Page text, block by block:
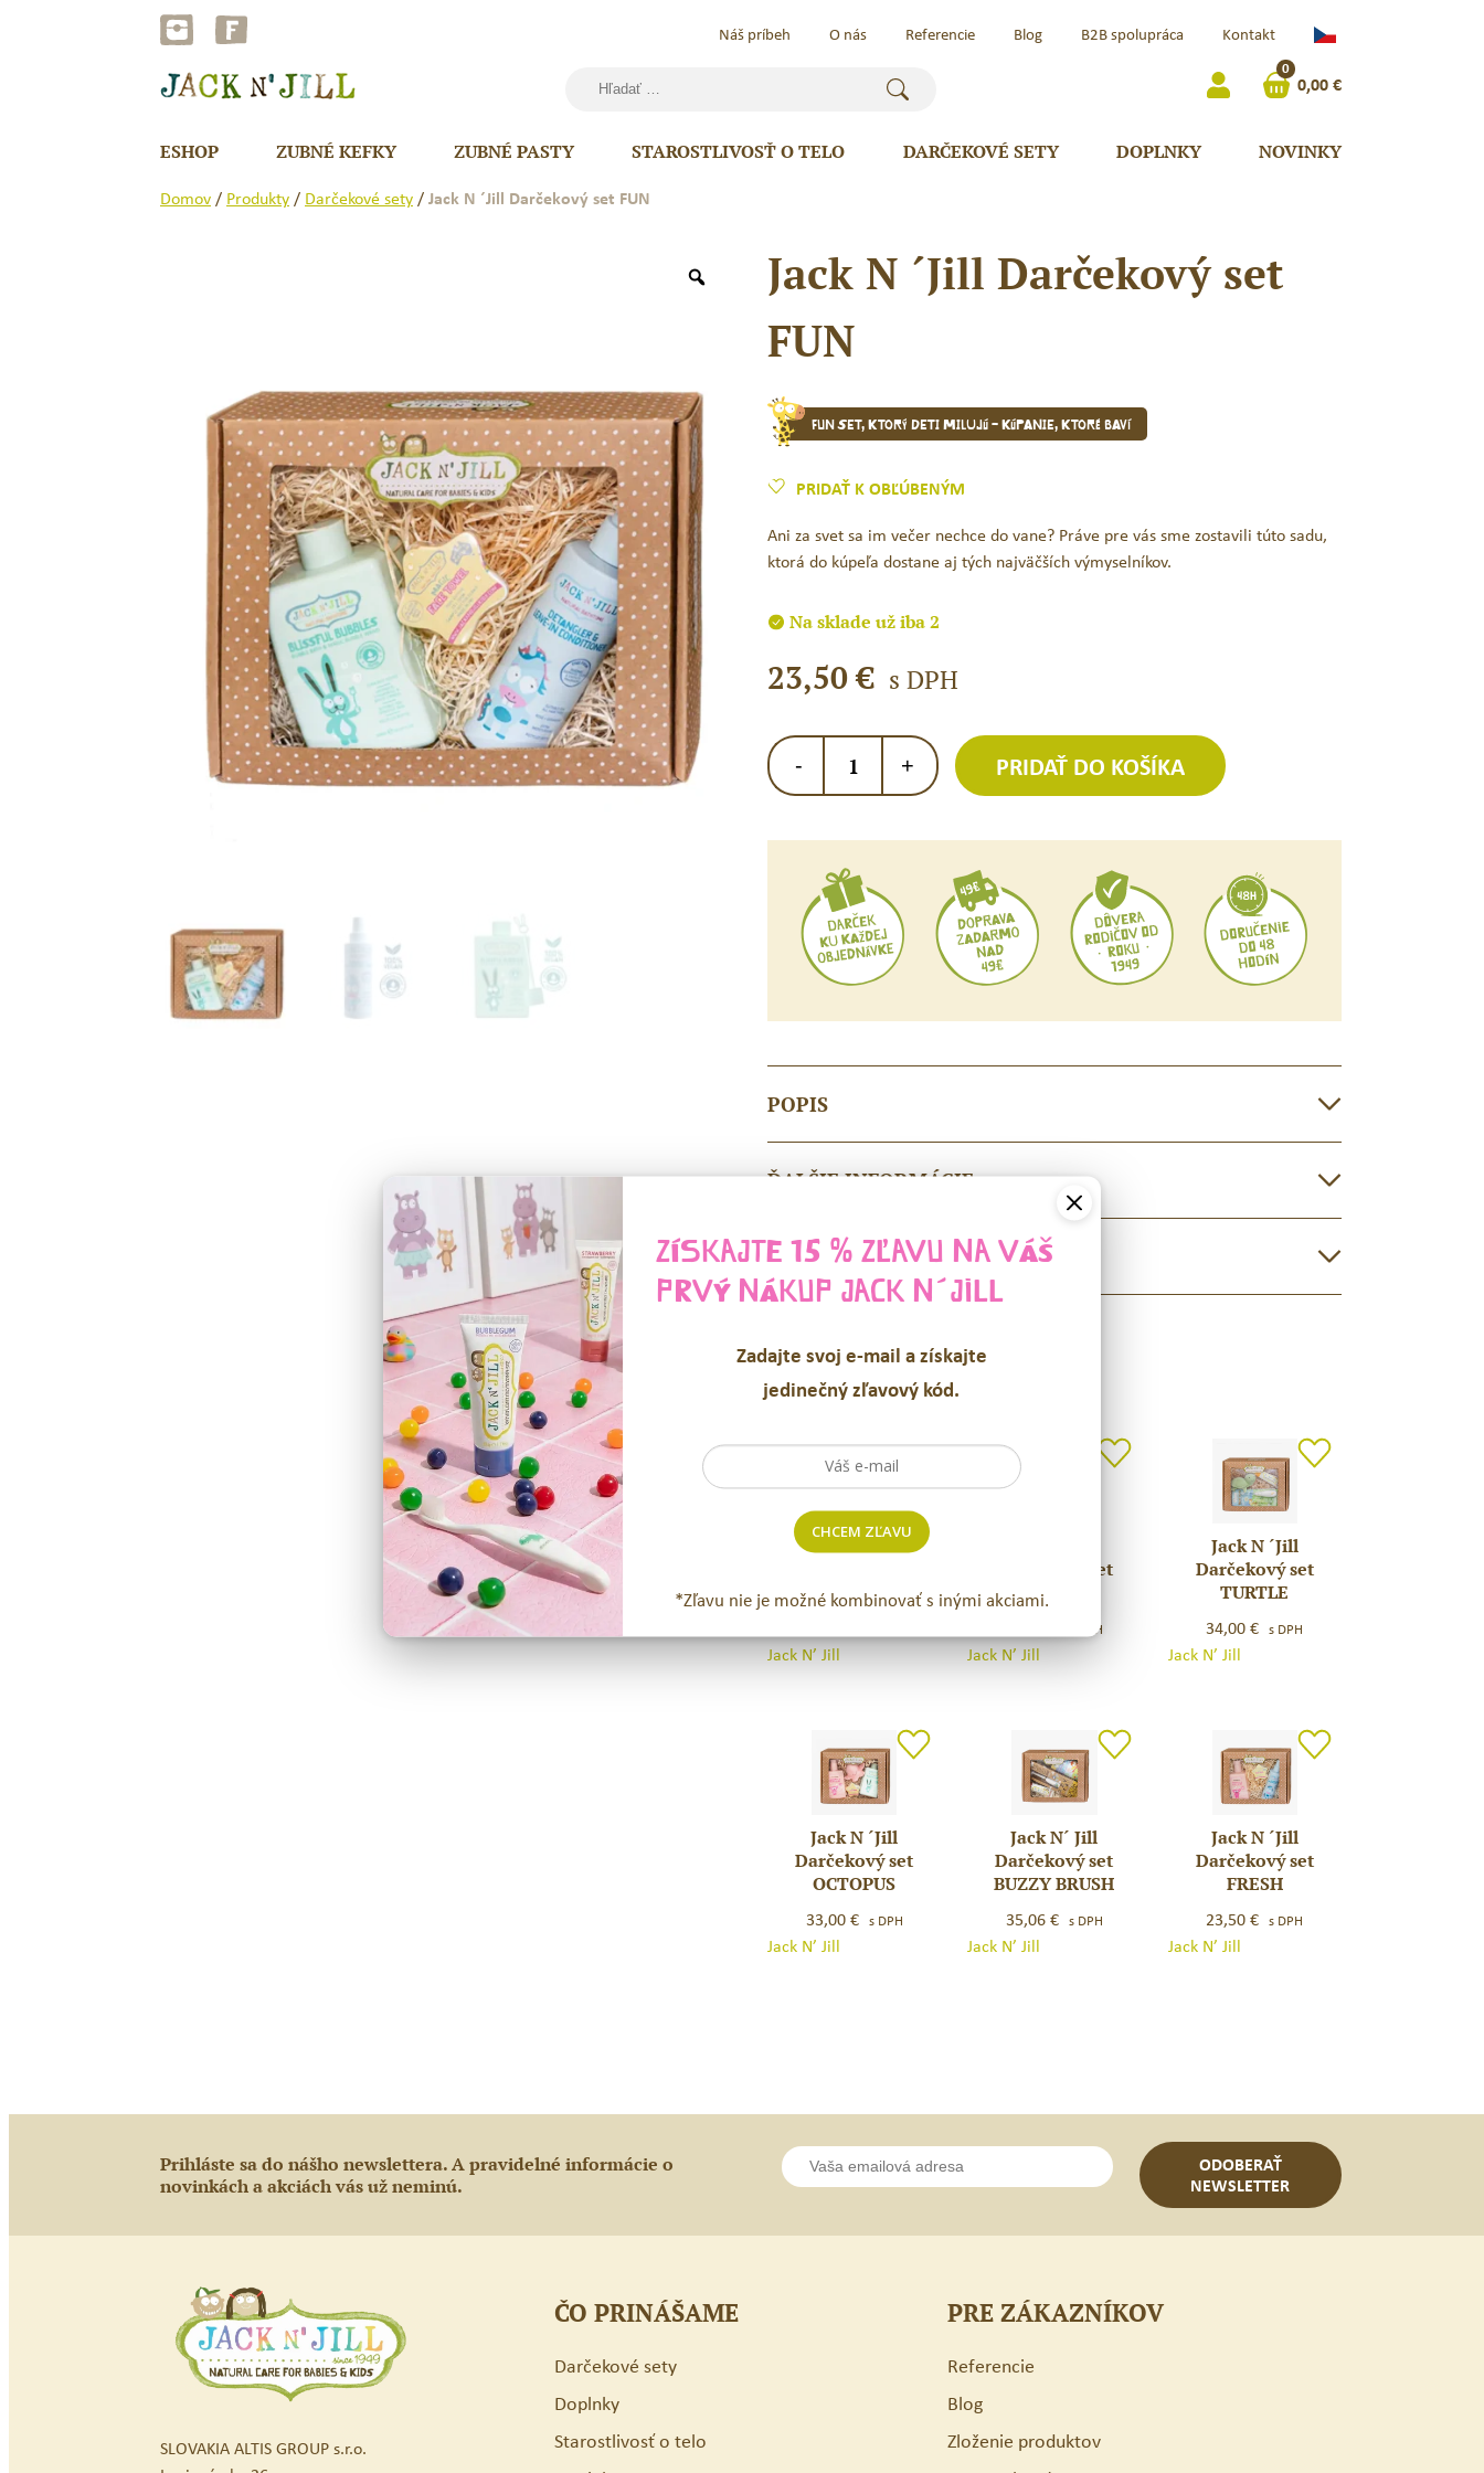
Náš príbeh O nás Referencie Blog B2B spolupráca Kontakt
Hľadať:
0
0,00€
ESHOP ZUBNÉ KEFKY ZUBNÉ PASTY STAROSTLIVOSŤ O TELO DARČEKOVÉ SETY DOPLNKY NOVINKY
Domov/ Produkty/ Darčekové sety/Jack N ´Jill Darčekový set FUN
Jack N ´Jill Darčekový set
FUN
FUN set, ktorý deti milujú – kúpanie, ktoré baví
PRIDAŤ K OBĽÚBENÝM
Ani za svet sa im večer nechce do vane? Práve pre vás sme zostavili túto sadu,
ktorá do kúpeľa dostane aj tých najväčších výmyselníkov.
Na sklade už iba 2
23,50€ s DPH
-
množstvo
Jack
+ PRIDAŤ DO KOŠÍKA
POPIS
ĎALŠIE INFORMÁCIE
RECENZIE (0)
SÚVISIACE PRODUKTY
Jack
´
Darčekový
NOVINKA
OPICA / NOVINKA
Jack N’ Jill
´Jill
set
Darčekový set
MOJKO
s DPH
Jack N’ Jill
Darčekový
set
Jack N ´Jill
Darčekový set
TURTLE
34,00€ s DPH
Jack N’ Jill
Darčekový
set
Jack N ´Jill
Darčekový set
OCTOPUS
33,00€ s DPH
Jack N’ Jill
Darčekový
Jack N´ Jill
Darčekový set
BUZZY BRUSH
35,06€ s DPH
Jack N’ Jill
Darčekový
set
Jack N ´Jill
Darčekový set
FRESH
23,50€ s DPH
Jack N’ Jill
Prihláste sa do nášho newslettera. A pravidelné informácie o
novinkách a akciách vás už neminú.
ODOBERAŤ
NEWSLETTER
SLOVAKIA ALTIS GROUP s.r.o.
ČO PRINÁŠAME
Darčekové sety
Doplnky
Starostlivosť o telo
PRE ZÁKAZNÍKOV
Referencie
Blog
Zloženie produktov
ZÍSKAJTE 15 % ZĽAVU NA VÁŠ
PRVÝ NÁKUP JACK N´JILL
Zadajte svoj e-mail a získajte
jedinečný zľavový kód.
CHCEM ZĽAVU
*Zľavu nie je možné kombinovať s inými akciami.